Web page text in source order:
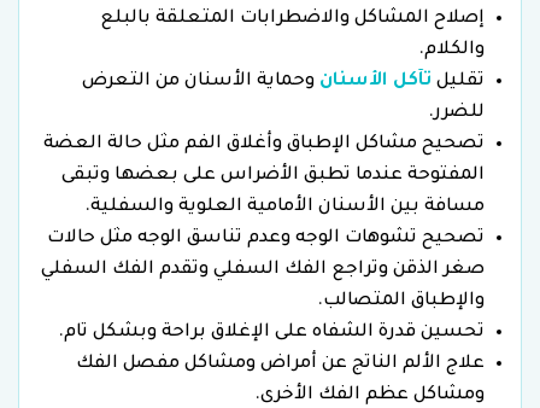
إصلاح المشاكل والاضطرابات المتعلقة بالبلع
والكلام.
تقليل تآكل الأسنان وحماية الأسنان من التعرض
للضرر.
تصحيح مشاكل الإطباق وأغلاق الفم مثل حالة العضة
المفتوحة عندما تطبق الأضراس على بعضها وتبقى
مسافة بين الأسنان الأمامية العلوية والسفلية.
تصحيح تشوهات الوجه وعدم تناسق الوجه مثل حالات
صغر الذقن وتراجع الفك السفلي وتقدم الفك السفلي
والإطباق المتصالب.
تحسين قدرة الشفاه على الإغلاق براحة وبشكل تام.
علاج الألم الناتج عن أمراض ومشاكل مفصل الفك
ومشاكل عظم الفك الأخرى.